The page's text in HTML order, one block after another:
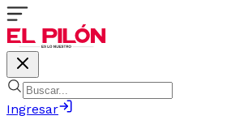
Ingresar